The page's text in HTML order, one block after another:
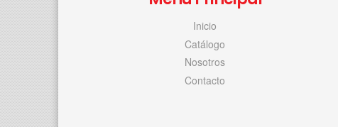
Inicio
Catálogo
Nosotros
Contacto